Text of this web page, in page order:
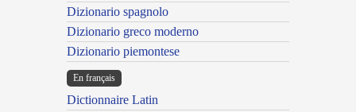
Dizionario spagnolo
Dizionario greco moderno
Dizionario piemontese
En français
Dictionnaire Latin